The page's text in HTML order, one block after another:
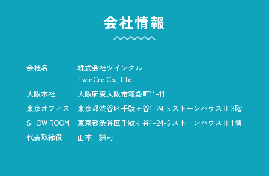
会社情報
会社名
株式会社ツインクル
TwinCre Co., Ltd.
大阪本社
大阪府東大阪市箱殿町11-11
東京オフィス
東京都渋谷区千駄ヶ谷1-24-5 ストーンハウスⅡ 3階
SHOW ROOM
東京都渋谷区千駄ヶ谷1-24-5 ストーンハウスⅡ 1階
代表取締役
山本 謙司